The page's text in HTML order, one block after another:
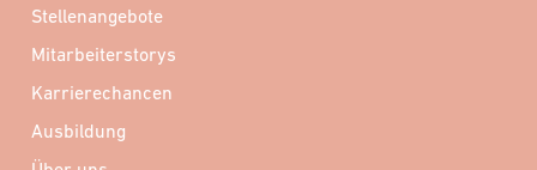
Stellenangebote
Mitarbeiterstorys
Karrierechancen
Ausbildung